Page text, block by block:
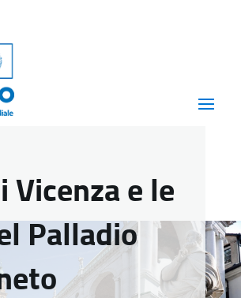
Vicenza e le
Palladio